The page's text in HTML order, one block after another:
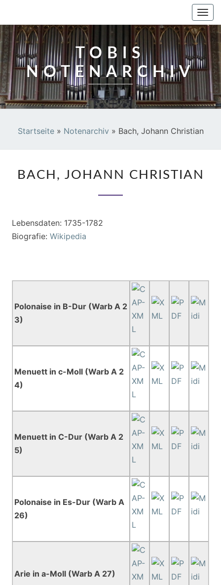
TOBIS
NOTENARCHIV
Startseite» Notenarchiv » Bach, Johann Christian
JOHANN
BACH, JOHANN CHRISTIAN
Lebensdaten: 1735-1782
Biografie: Wikipedia
Polonaise in B-Dur (Warb A 2
3)
Menuett in c-Moll (Warb A 2
4)
Menuett in C-Dur (Warb A 2
5)
Polonaise in Es-Dur (Warb A
26)
Arie in a-Moll (Warb A 27)